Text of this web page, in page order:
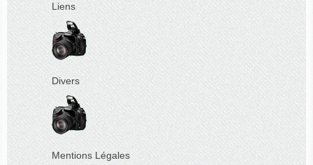
Liens
Divers
Mentions Légales